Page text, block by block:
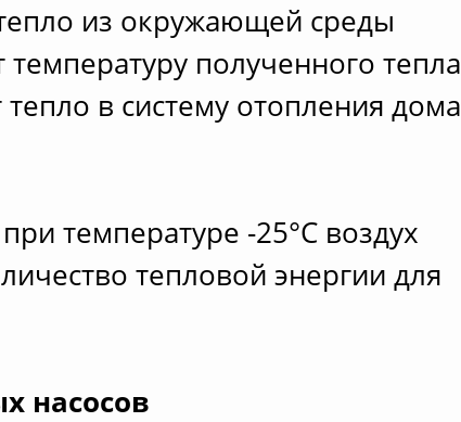
из окружающей среды
полученного тепла
в систему отопления дома
температуре -25°C воздух
тепловой энергии для
насосов